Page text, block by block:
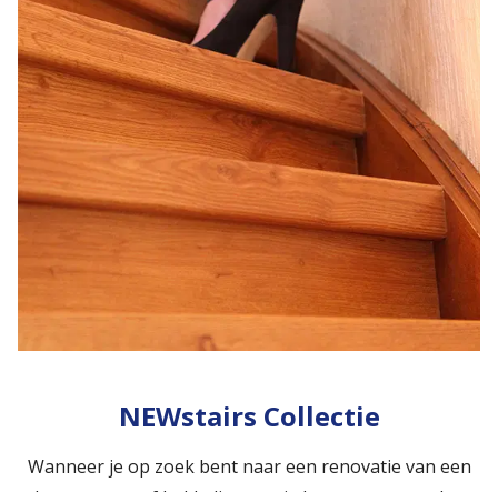
NEWstairs Collectie
Wanneer je op zoek bent naar een renovatie van een